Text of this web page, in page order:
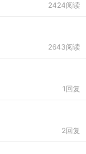
2424阅读
2643阅读
1回复
2回复